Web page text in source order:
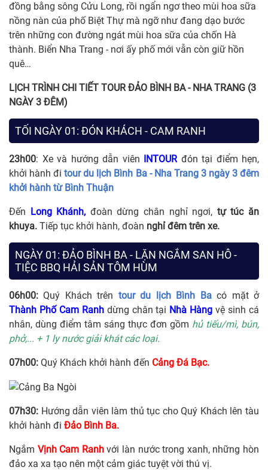
đồng bằng sông Cửu Long, rồi ngẩn ngơ theo mùi hoa sữa
nồng nàn của phố Biệt Thự mà ngỡ như đang dạo bước
trên những con đường ngát mùi hoa sữa của chốn Hà
thành. Biển Nha Trang - nơi ấy phố mới vẫn còn giữ hồn
quê…
LỊCH TRÌNH CHI TIẾT TOURĐẢO BÌNH BA - NHA TRANG (3
NGÀY 3 ĐÊM)
TỐI NGÀY 01: ĐÓN KHÁCH - CAM RANH
23h00: Xe và hướng dẫn viên INTOURđón tại điểm hẹn,
khởi hành đitour du lịch Bình Ba - Nha Trang 3 ngày 3 đêm
khởi hành từ Bình Thuận
Đến Long Khánh, đoàn dừng chân nghỉ ngơi, tự túc ăn
khuya. Tiếp tục khởi hành, đoàn nghỉ đêm trên xe.
NGÀY 01: ĐẢO BÌNH BA - LẶN NGẮM SAN HÔ -
TIỆC BBQ HẢI SẢN TÔM HÙM
06h00: Quý Khách trên tour du lịch Bình Bacó mặt ở
Thành Phố Cam Ranhdừng chân tại Nhà Hàng vệ sinh cá
nhân, dùng điểm tâm sáng thực đơn gồm hủ tiếu/mì, bún,
phở,... + 1 ly nước giải khát các loại.
07h00: Quý Khách khởi hành đến Cảng Đá Bạc.
07h30: Hướng dẫn viên làm thủ tục cho Quý Khách lên tàu
khởi hành đi Đảo Bình Ba.
Ngắm Vịnh Cam Ranhvới làn nước trong xanh, những hòn
đảo xa xa tạo nên một cảm giác tuyệt vời thú vị.